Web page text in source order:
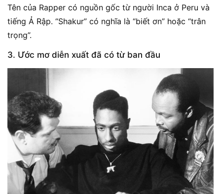
Tên của Rapper có nguồn gốc từ người Inca ở Peru và
tiếng Ả Rập. “Shakur” có nghĩa là “biết ơn” hoặc “trân
trọng”.
3. Ước mơ diễn xuất đã có từ ban đầu